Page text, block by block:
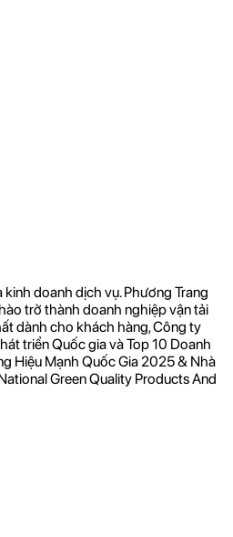
doanh dịch vụ. Phương Trang
trở thành doanh nghiệp vận tải
dành cho khách hàng, Công ty
triển Quốc gia và Top 10 Doanh
Hiệu Mạnh Quốc Gia 2025 & Nhà
Green Quality Products And